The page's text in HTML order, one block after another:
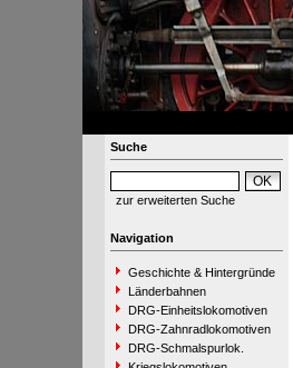
Suche
zur erweiterten Suche
Navigation
Geschichte & Hintergründe
Länderbahnen
DRG-Einheitslokomotiven
DRG-Zahnradlokomotiven
DRG-Schmalspurlok.